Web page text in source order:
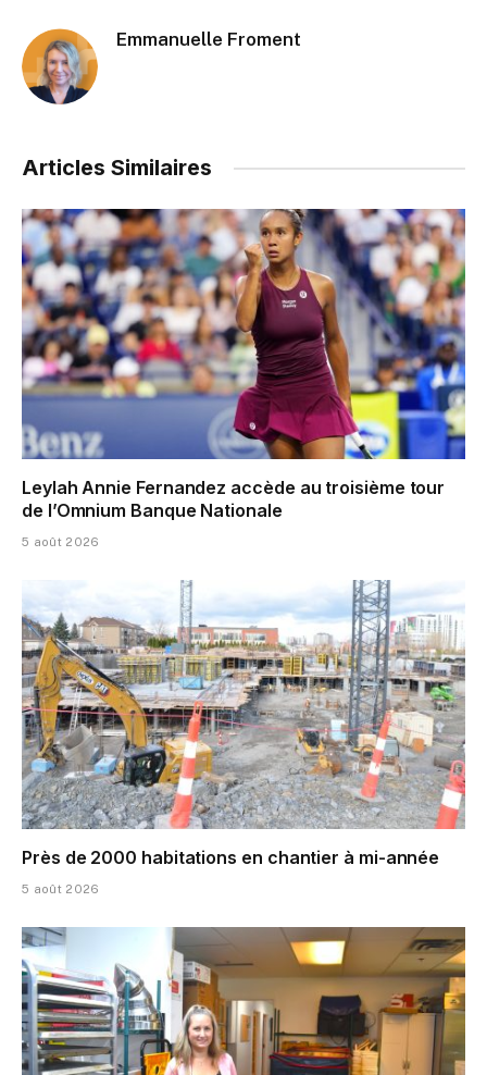
Emmanuelle Froment
Articles Similaires
Leylah Annie Fernandez accède au troisième tour
de l’Omnium Banque Nationale
5 août 2026
Près de 2000 habitations en chantier à mi-année
5 août 2026